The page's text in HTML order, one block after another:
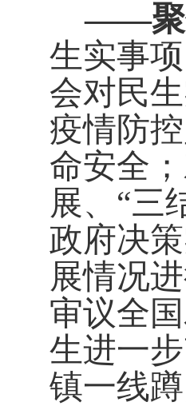
——
生实事
会对民
疫情防
命安全
展、 “三
政府决
展情况
审议全
生进一
镇一线